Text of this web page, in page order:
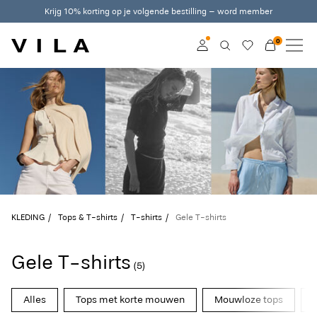
Krijg 10% korting op je volgende bestilling – word member
Inloggen
Word member
Kom meer te weten
over VILA Club
0
NIEUW
KLEDING
TRENDING
SALE
VILA CLUB
ROUGE EDIT
Inloggen
KLEDING Tops & T-shirts T-shirts Gele T-shirts
Gele T-shirts (5)
Alles Tops met korte mouwen Mouwloze tops